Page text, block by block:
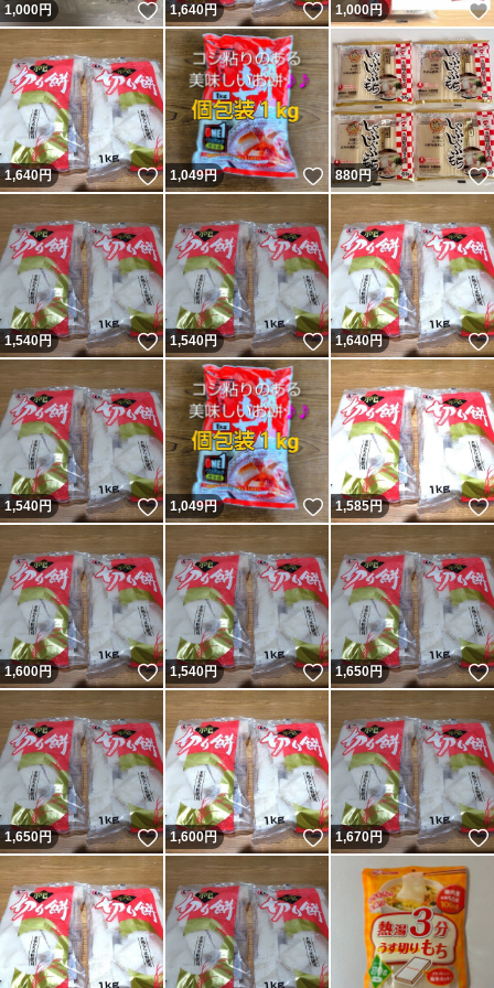
1,000円 いいね！
1,640円 いいね！
1,000円
1,640円 いいね！
1,049円 いいね！
880円
1,540円 いいね！
1,540円 いいね！
1,640円
1,540円 いいね！
1,049円 いいね！
1,585円
1,600円 いいね！
1,540円 いいね！
1,650円
1,650円 いいね！
1,600円 いいね！
1,670円